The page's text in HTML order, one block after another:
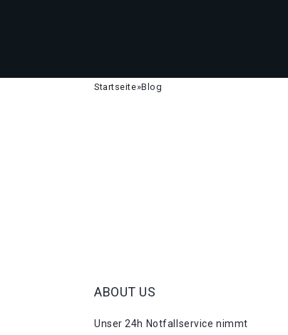
Startseite»Blog
ABOUT US
Unser 24h Notfallservice nimmt